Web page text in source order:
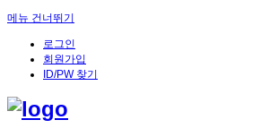
메뉴 건너뛰기
로그인
회원가입
ID/PW 찾기
Sketchbook5, 스케치북5